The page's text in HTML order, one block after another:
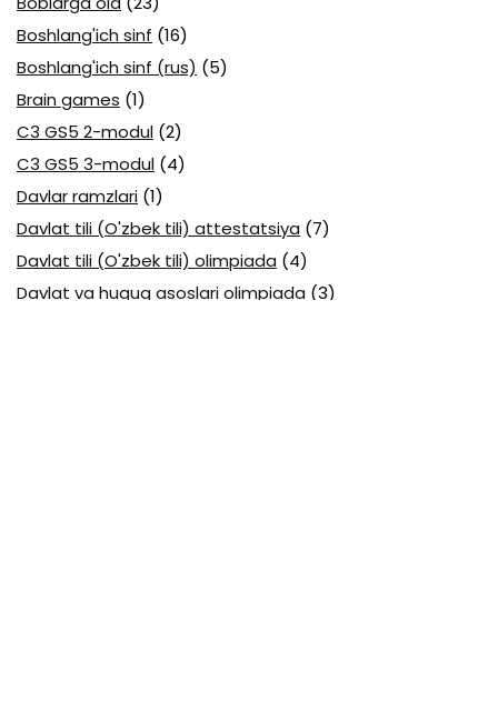
Boshlang'ich sinf (16)
Boshlang'ich sinf (rus) (5)
Brain games (1)
C3 GS5 2-modul (2)
C3 GS5 3-modul (4)
Davlar ramzlari (1)
Davlat tili (O'zbek tili) attestatsiya (7)
Davlat tili (O'zbek tili) olimpiada (4)
Davlat va huquq asoslari olimpiada (3)